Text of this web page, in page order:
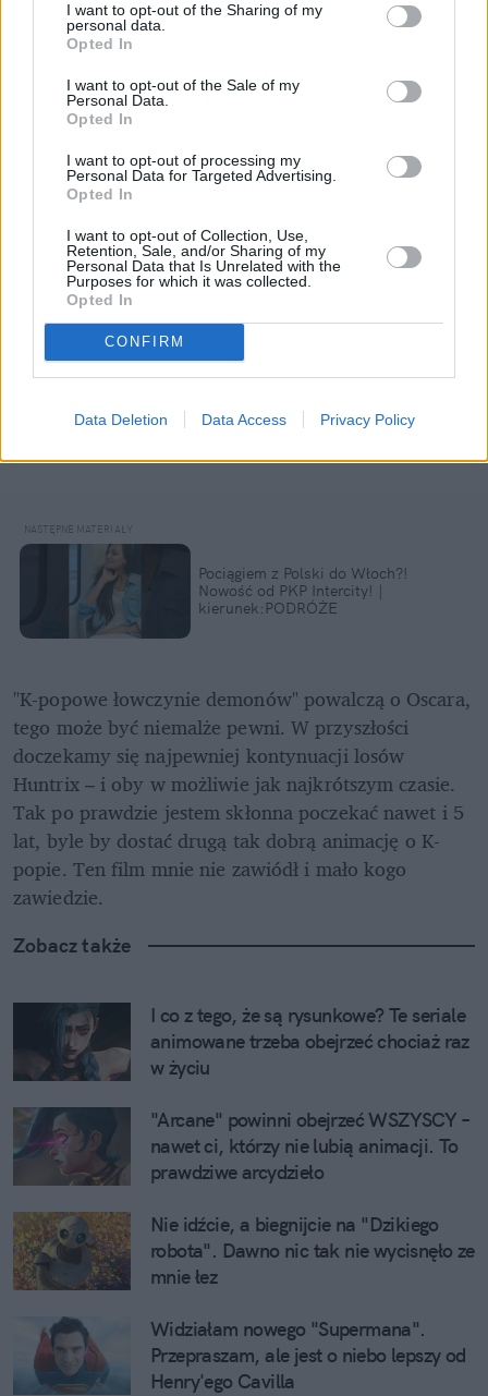
I want to opt-out of the Sharing of my
personal data.
Opted In
I want to opt-out of the Sale of my
Personal Data.
Opted In
I want to opt-out of processing my
Personal Data for Targeted Advertising.
Opted In
I want to opt-out of Collection, Use,
Retention, Sale, and/or Sharing of my
Personal Data that Is Unrelated with the
Purposes for which it was collected.
Opted In
CONFIRM
Data Deletion Data Access Privacy Policy
Pociągiem z Polski do Włoch?!
Nowość od PKP Intercity! |
kierunek:PODRÓŻE
"K-popowe łowczynie demonów" powalczą o Oscara,
tego może być niemalże pewni. W przyszłości
doczekamy się najpewniej kontynuacji losów
Huntrix – i oby w możliwie jak najkrótszym czasie.
Tak po prawdzie jestem skłonna poczekać nawet i 5
lat, byle by dostać drugą tak dobrą animację o K-
popie. Ten film mnie nie zawiódł i mało kogo
zawiedzie.
Zobacz także
I co z tego, że są rysunkowe? Te seriale
animowane trzeba obejrzeć chociaż raz
w życiu
"Arcane" powinni obejrzeć WSZYSCY –
nawet ci, którzy nie lubią animacji. To
prawdziwe arcydzieło
Nie idźcie, a biegnijcie na "Dzikiego
robota". Dawno nic tak nie wycisnęło ze
mnie łez
Widziałam nowego "Supermana".
Przepraszam, ale jest o niebo lepszy od
Henry'ego Cavilla